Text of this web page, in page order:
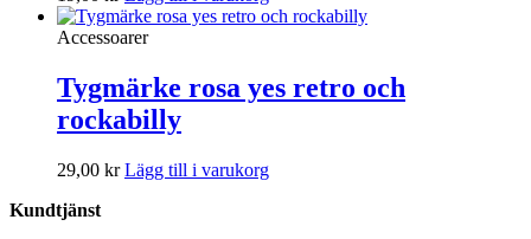
Accessoarer
Tygmärke rosa yes retro och
rockabilly
29,00 kr Lägg till i varukorg
Kundtjänst